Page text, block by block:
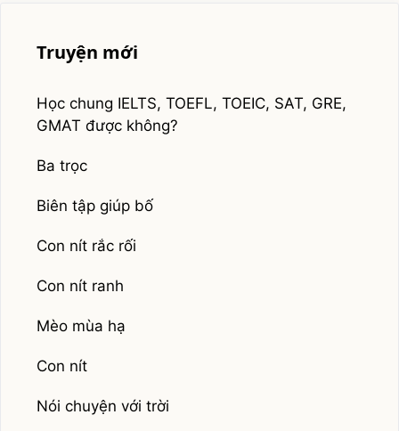
Truyện mới
Học chung IELTS, TOEFL, TOEIC, SAT, GRE,
GMAT được không?
Ba trọc
Biên tập giúp bố
Con nít rắc rối
Con nít ranh
Mèo mùa hạ
Con nít
Nói chuyện với trời